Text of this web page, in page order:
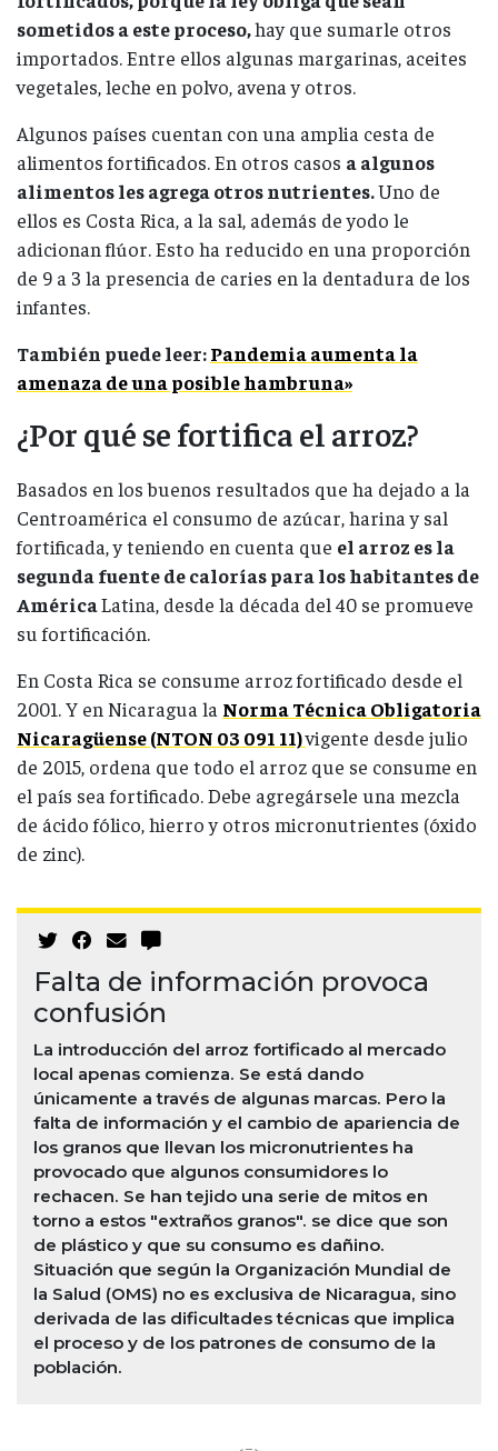
sometidos a este proceso,hay que sumarle otros
importados. Entre ellos algunas margarinas, aceites
vegetales, leche en polvo, avena y otros.
Algunos países cuentan con una amplia cesta de
alimentos fortificados. En otros casos a algunos
alimentos les agrega otros nutrientes.Uno de
ellos es Costa Rica, a la sal, además de yodo le
adicionan flúor. Esto ha reducido en una proporción
de 9 a 3 la presencia de caries en la dentadura de los
infantes.
También puede leer:Pandemia aumenta la
amenaza de una posible hambruna»
¿Por qué se fortifica el arroz?
Basados en los buenos resultados que ha dejado a la
Centroamérica el consumo de azúcar, harina y sal
fortificada, y teniendo en cuenta que el arroz es la
segunda fuente de calorías para los habitantes de
AméricaLatina, desde la década del 40 se promueve
su fortificación.
En Costa Rica se consume arroz fortificado desde el
2001. Y en Nicaragua la Norma Técnica Obligatoria
Nicaragüense (NTON 03 091 11)vigente desde julio
de 2015, ordena que todo el arroz que se consume en
el país sea fortificado. Debe agregársele una mezcla
de ácido fólico, hierro y otros micronutrientes (óxido
de zinc).
Falta de información provoca
confusión
La introducción del arroz fortificado al mercado
local apenas comienza. Se está dando
únicamente a través de algunas marcas. Pero la
falta de información y el cambio de apariencia de
los granos que llevan los micronutrientes ha
provocado que algunos consumidores lo
rechacen. Se han tejido una serie de mitos en
torno a estos "extraños granos". se dice que son
de plástico y que su consumo es dañino.
Situación que según la Organización Mundial de
la Salud (OMS) no es exclusiva de Nicaragua, sino
derivada de las dificultades técnicas que implica
el proceso y de los patrones de consumo de la
población.